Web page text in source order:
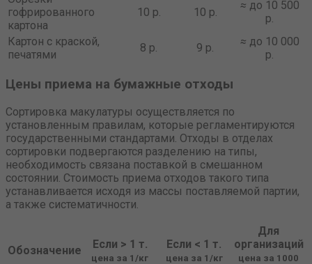
гофрированного
картона
10 р. 10 р.
≈ до 10 500
р.
Картон с краской,
печатями
8 р. 9 р. ≈ до 10 000
р.
Цены приема на бумажные отходы
Сортировка макулатуры осуществляется по
установленным правилам, которые регламентируются
государственными стандартами. Отходы в отделах
сортировки подвергаются разделению на типы,
необходимость связана поставкой в смешанном
состоянии. Стоимость приема отходов такого типа
устанавливается исходя из массы поставляемой партии,
а также систематичности.
Обозначение Если > 1 т.
цена за 1/кг
Если < 1 т.
цена за 1/кг
Для
организаций
цена за 1000